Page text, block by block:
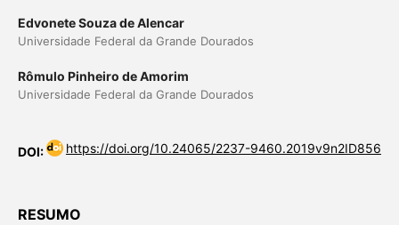
Edvonete Souza de Alencar
Universidade Federal da Grande Dourados
Rômulo Pinheiro de Amorim
Universidade Federal da Grande Dourados
DOI: https://doi.org/10.24065/2237-9460.2019v9n2ID856
RESUMO